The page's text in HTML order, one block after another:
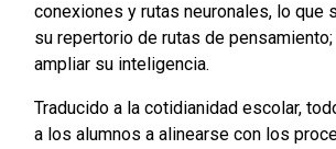
conexiones y rutas neuronales, lo que
su repertorio de rutas de
ampliar su inteligencia.
Traducido a la cotidianidad escolar,
a los alumnos a alinearse con los